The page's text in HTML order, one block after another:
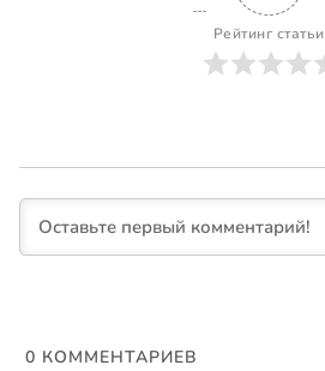
Рейтинг статьи
0 КОММЕНТАРИЕВ